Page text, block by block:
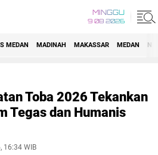
MINGGU
9 08 2026
MEDAN MADINAH MAKASSAR MEDAN
Toba 2026 Tekankan
Tegas dan Humanis
16:34 WIB